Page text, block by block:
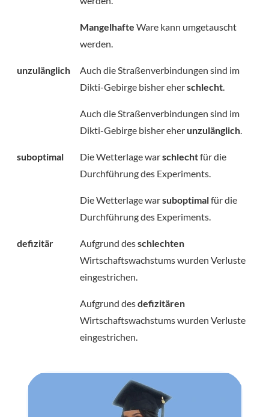
Mangelhafte Ware kann umgetauscht
werden.
unzulänglich
Auch die Straßenverbindungen sind im
Dikti-Gebirge bisher eherschlecht.
Auch die Straßenverbindungen sind im
Dikti-Gebirge bisher eher unzulänglich.
suboptimal Die Wetterlage warschlechtfür die
Durchführung des Experiments.
Die Wetterlage warsuboptimalfür die
Durchführung des Experiments.
defizitär Aufgrund desschlechten
Wirtschaftswachstums wurden Verluste
eingestrichen.
Aufgrund desdefizitären
Wirtschaftswachstums wurden Verluste
eingestrichen.